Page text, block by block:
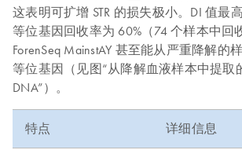
这表明可扩增 STR 的损失极小。DI 值最
等位基因回收率为 60%（74 个样本中回
ForenSeq MainstAY 甚至能从严重降解的
等位基因（见图“从降解血液样本中提取
DNA”）。
特点 详细信息